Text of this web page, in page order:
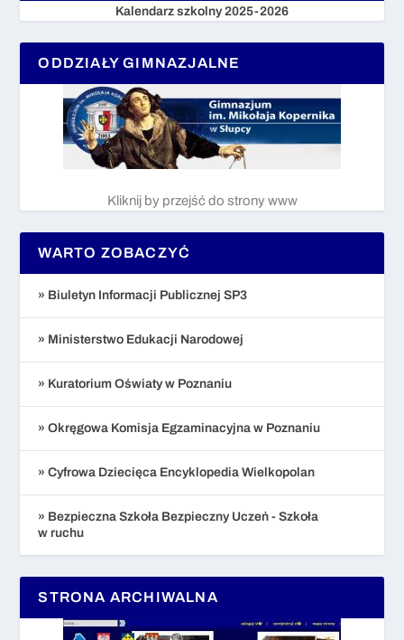
Kalendarz szkolny 2025-2026
ODDZIAŁY GIMNAZJALNE
Kliknij by przejść do strony www
WARTO ZOBACZYĆ
» Biuletyn Informacji Publicznej SP3
» Ministerstwo Edukacji Narodowej
» Kuratorium Oświaty w Poznaniu
» Okręgowa Komisja Egzaminacyjna w Poznaniu
» Cyfrowa Dziecięca Encyklopedia Wielkopolan
» Bezpieczna Szkoła Bezpieczny Uczeń - Szkoła
w ruchu
STRONA ARCHIWALNA